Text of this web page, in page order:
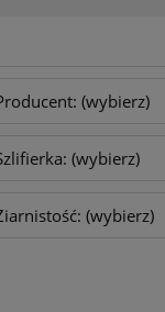
(wybierz)
(wybierz)
(wybierz)